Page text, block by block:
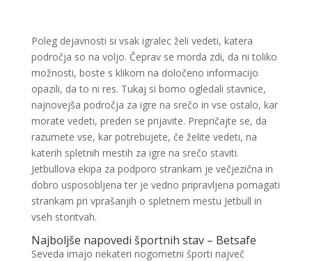
Poleg dejavnosti si vsak igralec želi vedeti, katera
področja so na voljo. Čeprav se morda zdi, da ni toliko
možnosti, boste s klikom na določeno informacijo
opazili, da to ni res. Tukaj si bomo ogledali stavnice,
najnovejša področja za igre na srečo in vse ostalo, kar
morate vedeti, preden se prijavite. Prepričajte se, da
razumete vse, kar potrebujete, če želite vedeti, na
katerih spletnih mestih za igre na srečo staviti.
Jetbullova ekipa za podporo strankam je večjezična in
dobro usposobljena ter je vedno pripravljena pomagati
strankam pri vprašanjih o spletnem mestu Jetbull in
vseh storitvah.
Najboljše napovedi športnih stav – Betsafe
Seveda imajo nekateri nogometni športi največ